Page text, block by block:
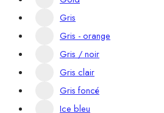
Gris
Gris - orange
Gris / noir
Gris clair
Gris foncé
Ice bleu